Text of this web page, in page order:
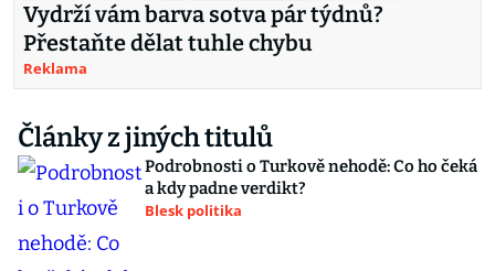
Vydrží vám barva sotva pár týdnů?
Přestaňte dělat tuhle chybu
Reklama
Články z jiných titulů
Podrobnosti o Turkově nehodě: Co ho čeká
a kdy padne verdikt?
Blesk politika